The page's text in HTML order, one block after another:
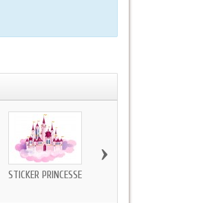
STICKER PRINCESSE
›